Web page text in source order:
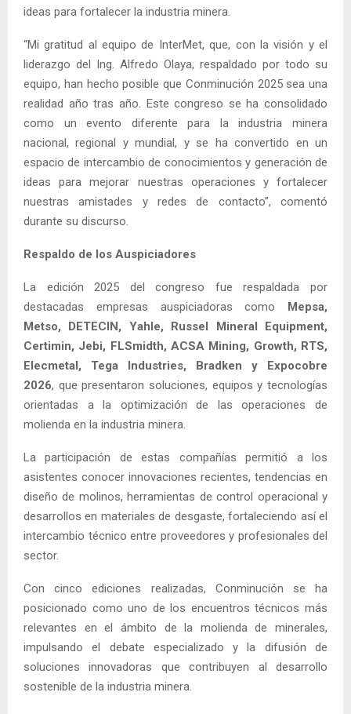
ideas para fortalecer la industria minera.
“Mi gratitud al equipo de InterMet, que, con la visión y el
liderazgo del Ing. Alfredo Olaya, respaldado por todo su
equipo, han hecho posible que Conminución 2025 sea una
realidad año tras año. Este congreso se ha consolidado
como un evento diferente para la industria minera
nacional, regional y mundial, y se ha convertido en un
espacio de intercambio de conocimientos y generación de
ideas para mejorar nuestras operaciones y fortalecer
nuestras amistades y redes de contacto”, comentó
durante su discurso.
Respaldo de los Auspiciadores
La edición 2025 del congreso fue respaldada por
destacadas empresas auspiciadoras como Mepsa,
Metso, DETECIN, Yahle, Russel Mineral Equipment,
Certimin, Jebi, FLSmidth, ACSA Mining, Growth, RTS,
Elecmetal, Tega Industries, Bradken y Expocobre
2026, que presentaron soluciones, equipos y tecnologías
orientadas a la optimización de las operaciones de
molienda en la industria minera.
La participación de estas compañías permitió a los
asistentes conocer innovaciones recientes, tendencias en
diseño de molinos, herramientas de control operacional y
desarrollos en materiales de desgaste, fortaleciendo así el
intercambio técnico entre proveedores y profesionales del
sector.
Con cinco ediciones realizadas, Conminución se ha
posicionado como uno de los encuentros técnicos más
relevantes en el ámbito de la molienda de minerales,
impulsando el debate especializado y la difusión de
soluciones innovadoras que contribuyen al desarrollo
sostenible de la industria minera.